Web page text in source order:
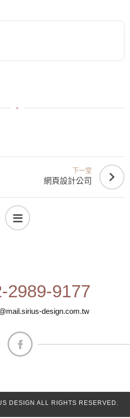
下一堂
網頁設計公司
2989-9177
design.com.tw
DESIGN ALL RIGHTS RESERVED.